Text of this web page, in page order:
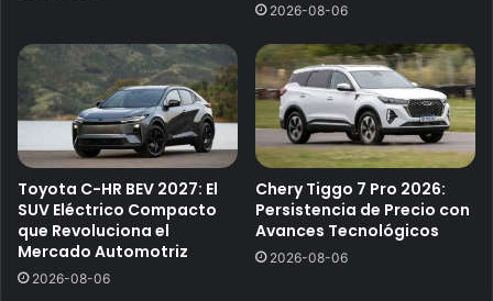
2026-08-06
Toyota C-HR BEV 2027: El
SUV Eléctrico Compacto
que Revoluciona el
Mercado Automotriz
2026-08-06
Chery Tiggo 7 Pro 2026:
Persistencia de Precio con
Avances Tecnológicos
2026-08-06